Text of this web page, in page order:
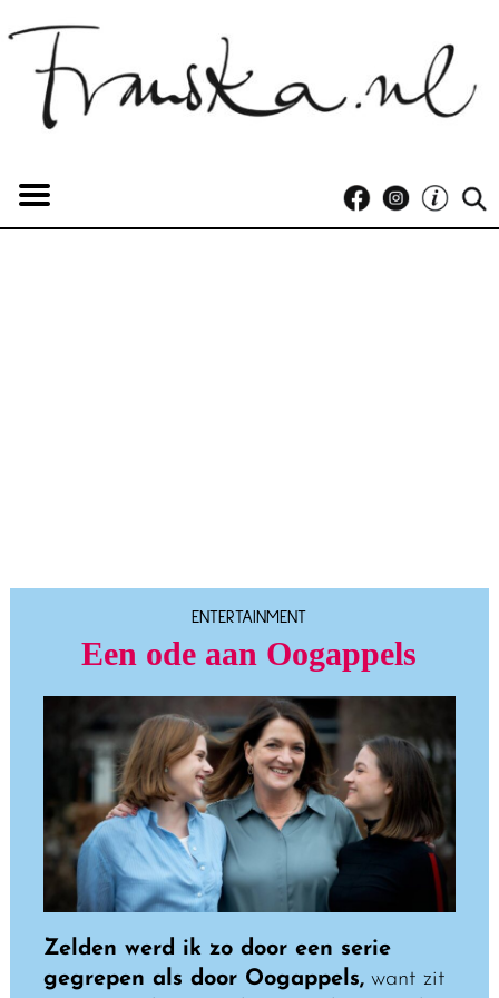
ENTERTAINMENT
Een ode aan Oogappels
Zelden werd ik zo door een serie
gegrepen als door Oogappels,want zit